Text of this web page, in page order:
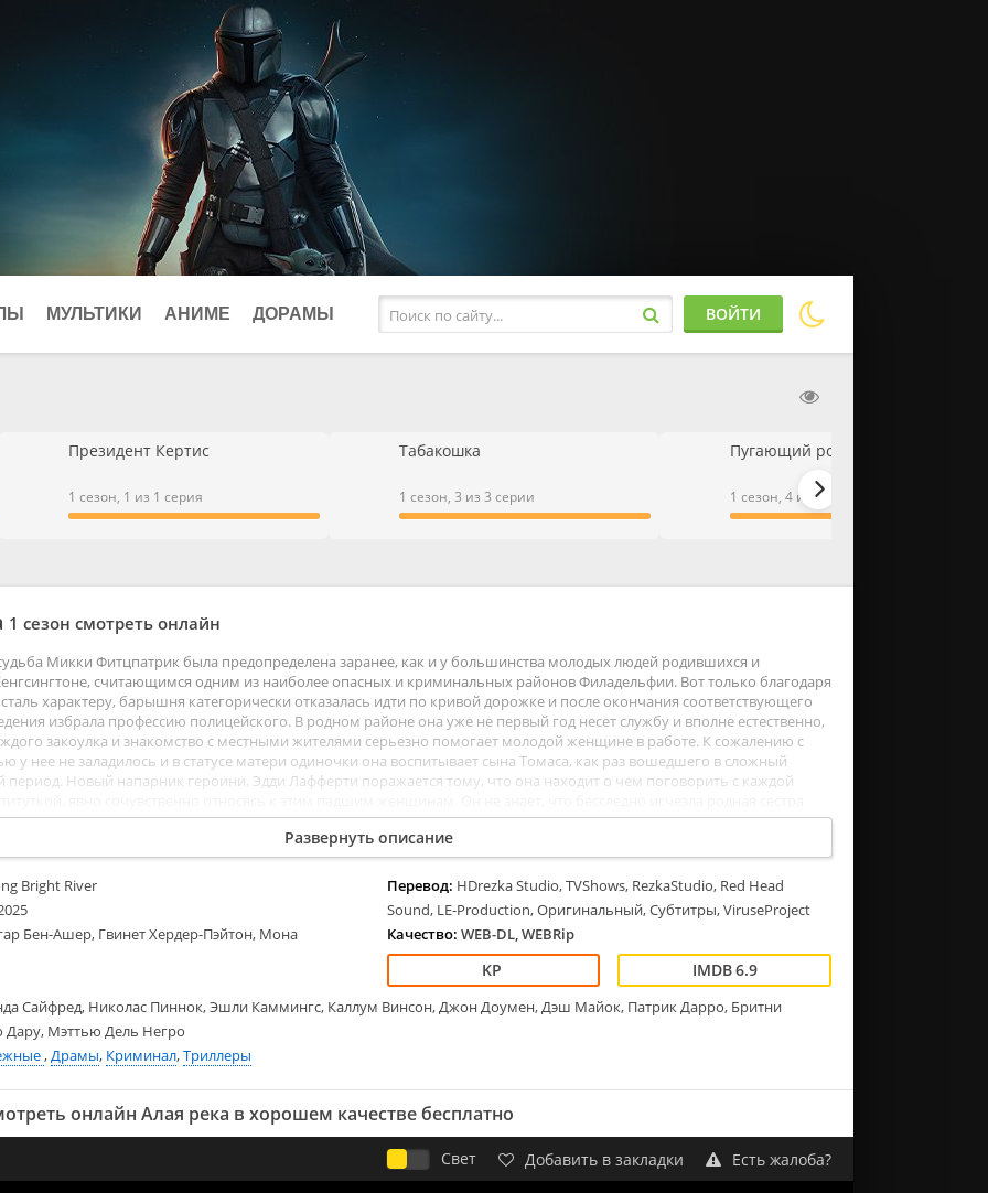
Мелодрамы
Приключения
Триллеры
МУЛЬТИКИ АНИМЕ ДОРАМЫ ВОЙТИ
Президент Кертис
1 сезон, 1 из 1 серия
Табакошка
1 сезон, 3 из 3 серии
Пугающий роман
1 сезон, 4 из 4 серии
1 сезон смотреть онлайн
Микки Фитцпатрик была предопределена заранее, как и у большинства молодых людей родившихся и
считающимся одним из наиболее опасных и криминальных районов Филадельфии. Вот только благодаря
характеру, барышня категорически отказалась идти по кривой дорожке и после окончания соответствующего
избрала профессию полицейского. В родном районе она уже не первый год несет службу и вполне естественно,
закоулка и знакомство с местными жителями серьезно помогает молодой женщине в работе. К сожалению с
у нее не заладилось и в статусе матери одиночки она воспитывает сына Томаса, как раз вошедшего в сложный
период. Новый напарник героини, Эдди Лафферти поражается тому, что она находит о чем поговорить с каждой
героиня ищет ее, не веря в гибель. За последнее время участились случаи убийства путан и этим предстоит заняться.
Развернуть описание
Bright River
Бен-Ашер, Гвинет Хердер-Пэйтон, Мона
Перевод: HDrezka Studio, TVShows, RezkaStudio, Red Head
Sound, LE-Production, Оригинальный, Субтитры, ViruseProject
Качество: WEB-DL, WEBRip
6.9
Сайфред, Николас Пиннок, Эшли Каммингс, Каллум Винсон, Джон Доумен, Дэш Майок, Патрик Дарро, Бритни
Мэттью Дель Негро
,Драмы, Криминал,Триллеры
онлайн Алая река в хорошем качестве бесплатно
Свет Добавить в закладки Есть жалоба?